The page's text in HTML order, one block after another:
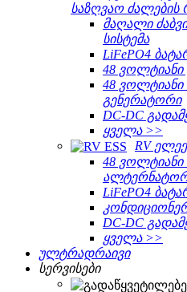
საზღვაო ძალების
მაღალი
სისტემა
LiFePO4
48 ვოლტიანი
48
გენერატორი
DC-DC
ყველა >>
RV
48
LiFePO4
DC-DC
ყველა >>
ულტრადრაივი
სერვისები